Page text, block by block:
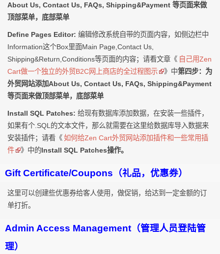
About Us, Contact Us, FAQs, Shipping&Payment 等页面来做
顶部菜单，底部菜单
Define Pages Editor: 编辑修改系统自带的页面内容，如侧边栏中
Information这个Box里面Main Page,Contact Us,
Shipping&Return,Conditions等页面的内容；请看文章《 自己用Zen
Cart做一个独立的外贸B2C网上商店的全过程图示
》中第四步：为
外贸网站添加About Us, Contact Us, FAQs, Shipping&Payment
等页面来做顶部菜单，底部菜单
Install SQL Patches: 给现有数据库添加数据，在安装一些插件，
如果有个.SQL的文本文件，那么就需要在这里给数据库导入数据来
安装插件；请看《 如何给Zen Cart外贸网站添加插件和一些常用插
件
》中的Install SQL Patches操作。
Gift Certificate/Coupons（礼品，优惠券）
这里可以创建些优惠券给客人使用，做促销，给达到一定金额的订
单打折。
Admin Access Management（管理人员登陆管
理）